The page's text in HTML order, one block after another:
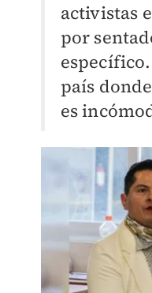
activistas
por
país
es